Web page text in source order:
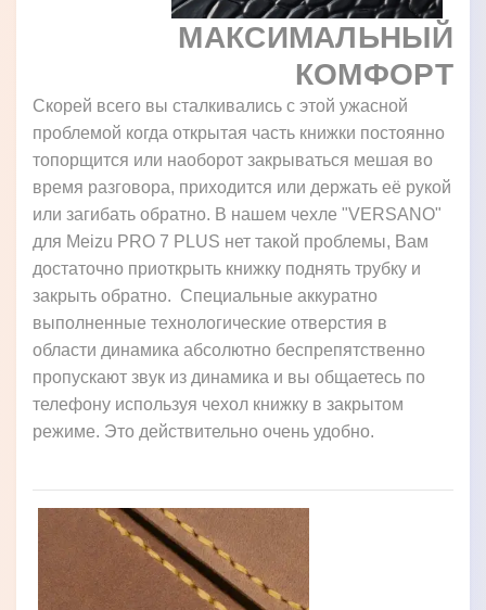
МАКСИМАЛЬНЫЙ
КОМФОРТ
Скорей всего вы сталкивались с этой ужасной
проблемой когда открытая часть книжки постоянно
топорщится или наоборот закрываться мешая во
время разговора, приходится или держать её рукой
или загибать обратно. В нашем чехле "VERSANO"
для Meizu PRO 7 PLUS нет такой проблемы, Вам
достаточно приоткрыть книжку поднять трубку и
закрыть обратно. Специальные аккуратно
выполненные технологические отверстия в
области динамика абсолютно беспрепятственно
пропускают звук из динамика и вы общаетесь по
телефону используя чехол книжку в закрытом
режиме. Это действительно очень удобно.